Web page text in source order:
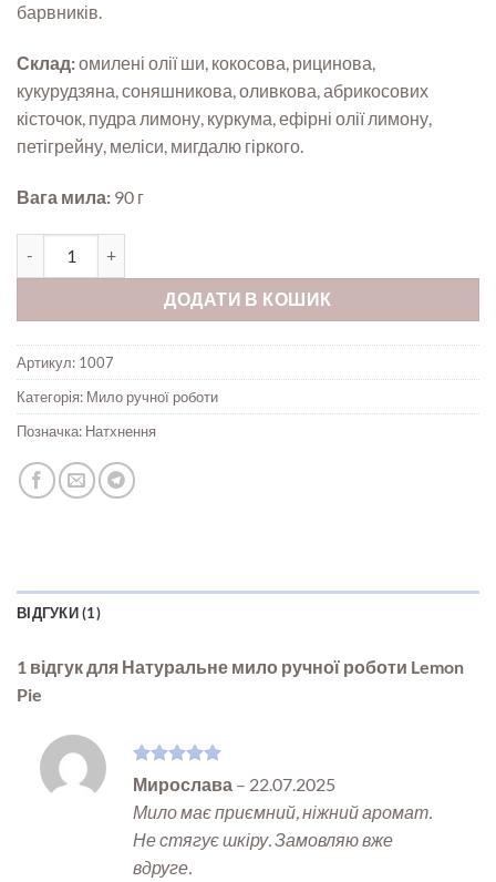
барвників.
Склад:омилені олії ши, кокосова, рицинова,
кукурудзяна, соняшникова, оливкова, абрикосових
кісточок, пудра лимону, куркума, ефірні олії лимону,
петігрейну, меліси, мигдалю гіркого.
Вага мила: 90 г
ДОДАТИ В КОШИК
Артикул: 1007
Категорія: Мило ручної роботи
Позначка: Натхнення
ВІДГУКИ (1)
1 відгук для Натуральне мило ручної роботи Lemon
Pie
Оцінено в
5з 5
Мирослава – 22.07.2025
Мило має приємний, ніжний аромат.
Не стягує шкіру. Замовляю вже
вдруге.